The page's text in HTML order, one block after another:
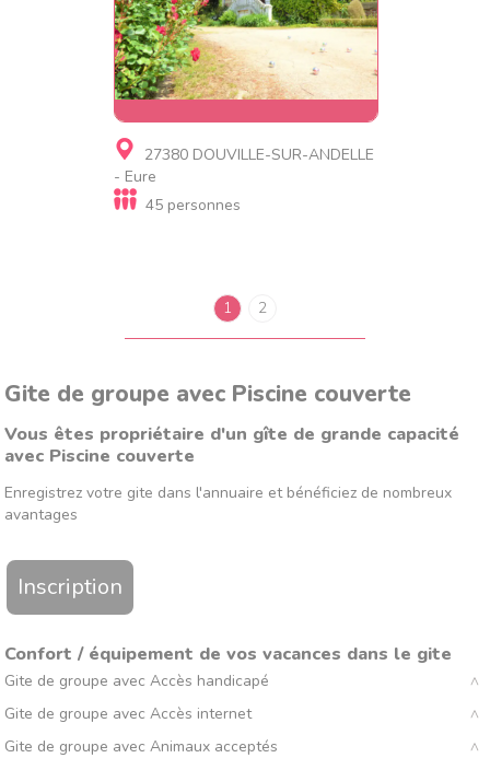
Gite
Domaine aux 50 activités
(piscine et tennis)
27380 DOUVILLE-SUR-ANDELLE
- Eure
45 personnes
1 2
Gite de groupe avec Piscine couverte
Vous êtes propriétaire d'un gîte de grande capacité
avec Piscine couverte
Enregistrez votre gite dans l'annuaire et bénéficiez de nombreux
avantages
Inscription
Confort / équipement de vos vacances dans le gite
Gite de groupe avec Accès handicapé
Gite de groupe avec Accès internet
Gite de groupe avec Animaux acceptés